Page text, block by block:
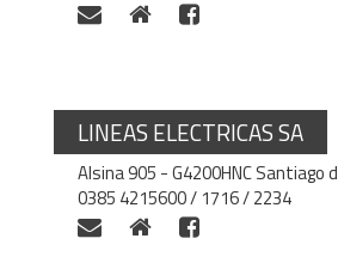
LINEAS ELECTRICAS SA
Alsina 905 - G4200HNC Santiago
0385 4215600 / 1716 / 2234